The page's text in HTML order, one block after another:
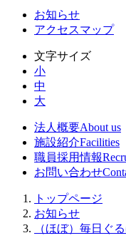
お知らせ
アクセスマップ
文字サイズ
小
中
大
法人概要About us
施設紹介Facilities
職員採用情報
お問い合わせ
トップページ
お知らせ
（ほぼ）毎日ぐ